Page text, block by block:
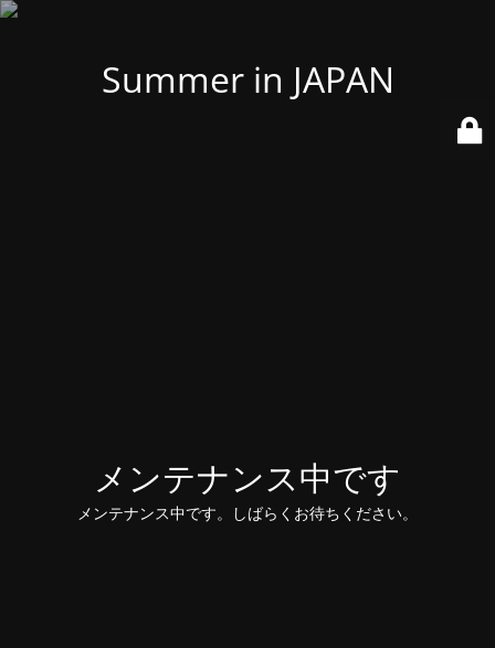
Summer in JAPAN
メンテナンス中です
メンテナンス中です。しばらくお待ちください。